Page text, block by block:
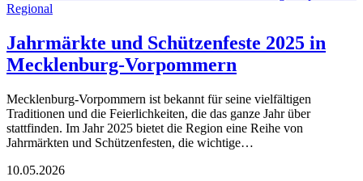
Regional
Jahrmärkte und Schützenfeste 2025 in
Mecklenburg-Vorpommern
Mecklenburg-Vorpommern ist bekannt für seine vielfältigen
Traditionen und die Feierlichkeiten, die das ganze Jahr über
stattfinden. Im Jahr 2025 bietet die Region eine Reihe von
Jahrmärkten und Schützenfesten, die wichtige…
10.05.2026